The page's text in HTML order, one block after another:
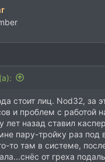
стоит лиц. Nod32, за
и проблем с работой
лет назад ставил
пару-тройку раз под
то там в системе,
от греха